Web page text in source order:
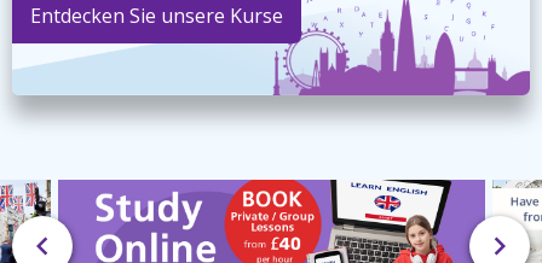
Entdecken Sie unsere Kurse